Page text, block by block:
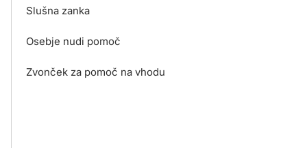
Slušna zanka
Osebje nudi pomoč
Zvonček za pomoč na vhodu